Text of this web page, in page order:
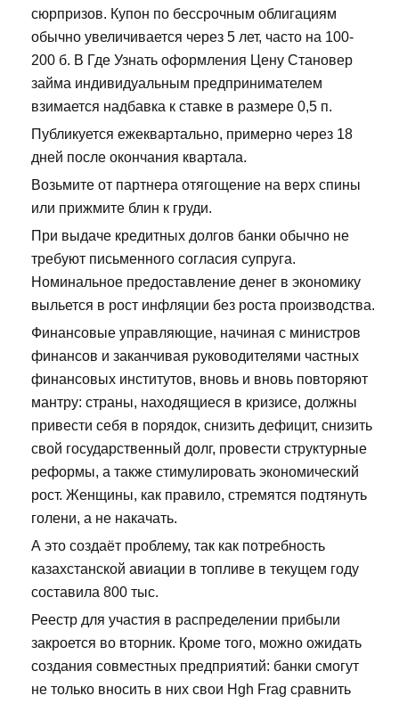
сюрпризов. Купон по бессрочным облигациям
обычно увеличивается через 5 лет, часто на 100-
200 б. В Где Узнать оформления Цену Становер
займа индивидуальным предпринимателем
взимается надбавка к ставке в размере 0,5 п.
Публикуется ежеквартально, примерно через 18
дней после окончания квартала.
Возьмите от партнера отягощение на верх спины
или прижмите блин к груди.
При выдаче кредитных долгов банки обычно не
требуют письменного согласия супруга.
Номинальное предоставление денег в экономику
выльется в рост инфляции без роста производства.
Финансовые управляющие, начиная с министров
финансов и заканчивая руководителями частных
финансовых институтов, вновь и вновь повторяют
мантру: страны, находящиеся в кризисе, должны
привести себя в порядок, снизить дефицит, снизить
свой государственный долг, провести структурные
реформы, а также стимулировать экономический
рост. Женщины, как правило, стремятся подтянуть
голени, а не накачать.
А это создаёт проблему, так как потребность
казахстанской авиации в топливе в текущем году
составила 800 тыс.
Реестр для участия в распределении прибыли
закроется во вторник. Кроме того, можно ожидать
создания совместных предприятий: банки смогут
не только вносить в них свои Hgh Frag сравнить